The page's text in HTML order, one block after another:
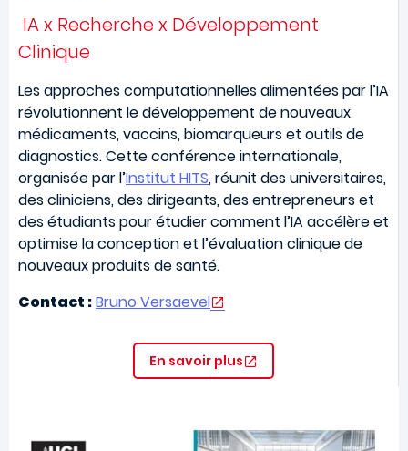
IA x Recherche x Développement
Clinique
Les approches computationnelles alimentées par l’IA
révolutionnent le développement de nouveaux
médicaments, vaccins, biomarqueurs et outils de
diagnostics. Cette conférence internationale,
organisée par l’Institut HITS, réunit des universitaires,
des cliniciens, des dirigeants, des entrepreneurs et
des étudiants pour étudier comment l’IA accélère et
optimise la conception et l’évaluation clinique de
nouveaux produits de santé.
Contact :Bruno Versaevel
En savoir plus